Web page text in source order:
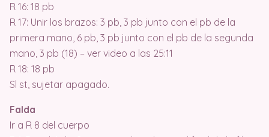
R 16: 18 pb
R 17: Unir los brazos: 3 pb, 3 pb junto con el pb de la
primera mano, 6 pb, 3 pb junto con el pb de la segunda
mano, 3 pb (18) – ver video a las 25:11
R 18: 18 pb
Sl st, sujetar apagado.
Falda
Ir a R 8 del cuerpo